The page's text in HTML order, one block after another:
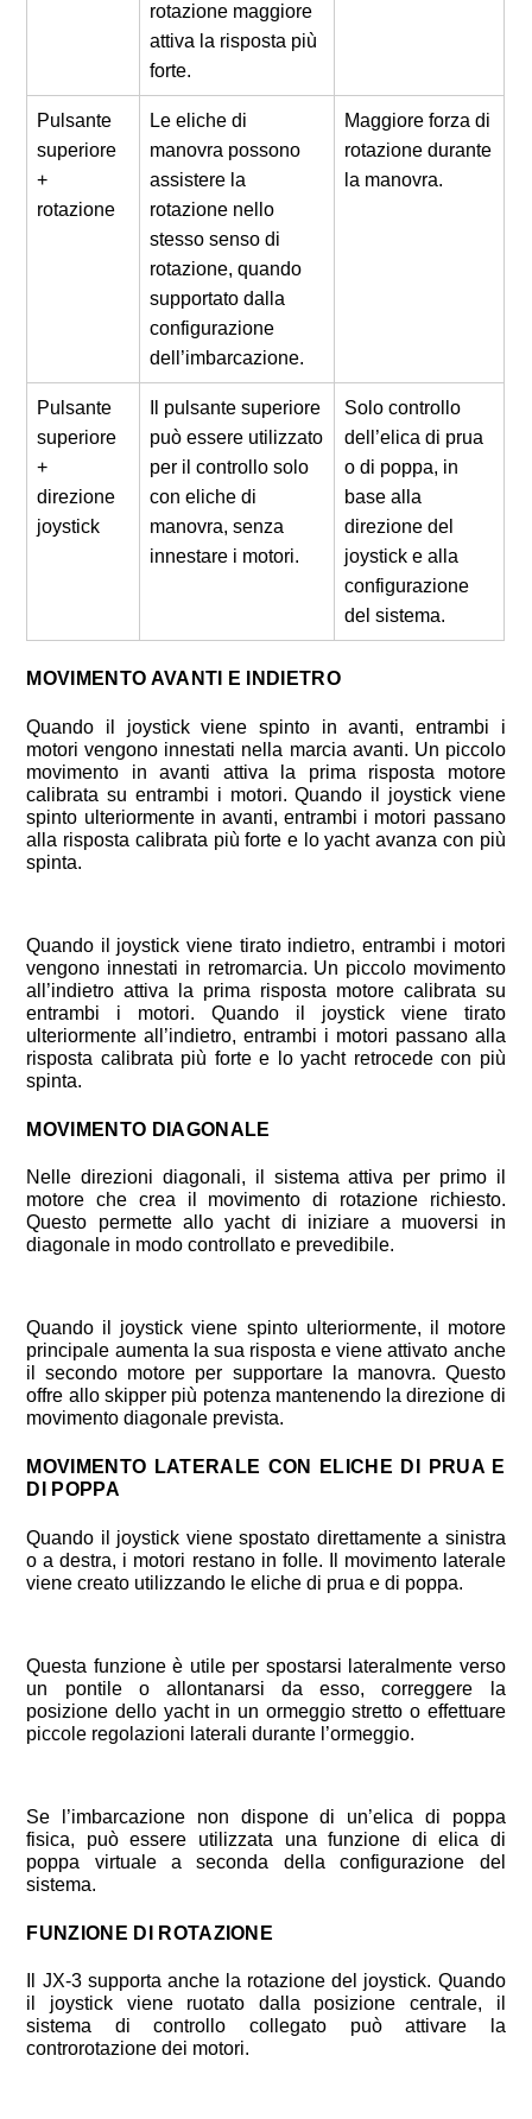
rotazione maggiore
attiva la risposta più
forte.
Pulsante
superiore
+
rotazione
Le eliche di
manovra possono
assistere la
rotazione nello
stesso senso di
rotazione, quando
supportato dalla
configurazione
dell’imbarcazione.
Maggiore forza di
rotazione durante
la manovra.
Pulsante
superiore
+
direzione
joystick
Il pulsante superiore
può essere utilizzato
per il controllo solo
con eliche di
manovra, senza
innestare i motori.
Solo controllo
dell’elica di prua
o di poppa, in
base alla
direzione del
joystick e alla
configurazione
del sistema.
MOVIMENTO AVANTI E INDIETRO
Quando il joystick viene spinto in avanti, entrambi i
motori vengono innestati nella marcia avanti. Un piccolo
movimento in avanti attiva la prima risposta motore
calibrata su entrambi i motori. Quando il joystick viene
spinto ulteriormente in avanti, entrambi i motori passano
alla risposta calibrata più forte e lo yacht avanza con più
spinta.
Quando il joystick viene tirato indietro, entrambi i motori
vengono innestati in retromarcia. Un piccolo movimento
all’indietro attiva la prima risposta motore calibrata su
entrambi i motori. Quando il joystick viene tirato
ulteriormente all’indietro, entrambi i motori passano alla
risposta calibrata più forte e lo yacht retrocede con più
spinta.
MOVIMENTO DIAGONALE
Nelle direzioni diagonali, il sistema attiva per primo il
motore che crea il movimento di rotazione richiesto.
Questo permette allo yacht di iniziare a muoversi in
diagonale in modo controllato e prevedibile.
Quando il joystick viene spinto ulteriormente, il motore
principale aumenta la sua risposta e viene attivato anche
il secondo motore per supportare la manovra. Questo
offre allo skipper più potenza mantenendo la direzione di
movimento diagonale prevista.
MOVIMENTO LATERALE CON ELICHE DI PRUA E
DI POPPA
Quando il joystick viene spostato direttamente a sinistra
o a destra, i motori restano in folle. Il movimento laterale
viene creato utilizzando le eliche di prua e di poppa.
Questa funzione è utile per spostarsi lateralmente verso
un pontile o allontanarsi da esso, correggere la
posizione dello yacht in un ormeggio stretto o effettuare
piccole regolazioni laterali durante l’ormeggio.
Se l’imbarcazione non dispone di un’elica di poppa
fisica, può essere utilizzata una funzione di elica di
poppa virtuale a seconda della configurazione del
sistema.
FUNZIONE DI ROTAZIONE
Il JX-3 supporta anche la rotazione del joystick. Quando
il joystick viene ruotato dalla posizione centrale, il
sistema di controllo collegato può attivare la
controrotazione dei motori.